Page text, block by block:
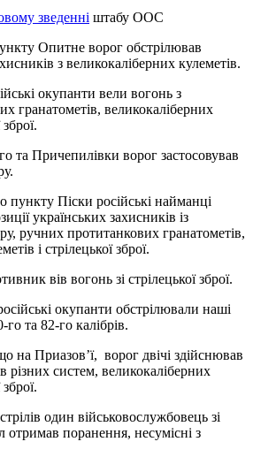
зведенні штабу ООС
Опитне ворог обстрілював
з великокаліберних кулеметів.
окупанти вели вогонь з
гранатометів, великокаліберних
та Причепилівки ворог застосовував
пункту Піски російські найманці
українських захисників із
ручних протитанкових гранатометів,
і стрілецької зброї.
вів вогонь зі стрілецької зброї.
окупанти обстрілювали наші
го та 82-го калібрів.
на Приазов’ї, ворог двічі здійснював
різних систем, великокаліберних
один військовослужбовець зі
отримав поранення, несумісні з